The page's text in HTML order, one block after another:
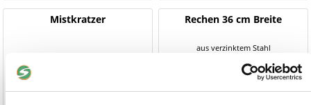
Mistkratzer Rechen 36 cm Breite
aus verzinktem Stahl